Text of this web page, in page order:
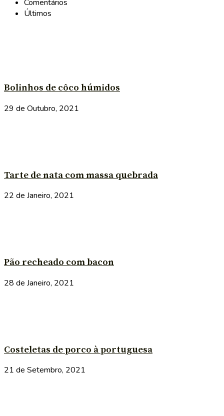
Comentários
Últimos
Bolinhos de côco húmidos
29 de Outubro, 2021
Tarte de nata com massa quebrada
22 de Janeiro, 2021
Pão recheado com bacon
28 de Janeiro, 2021
Costeletas de porco à portuguesa
21 de Setembro, 2021